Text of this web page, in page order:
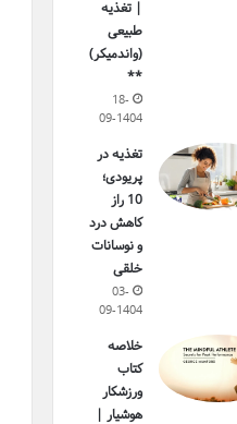
| تغذیه
طبیعی
(واندمیکر)
**
18-
09-1404
تغذیه در
پریودی؛
10 راز
کاهش درد
و نوسانات
خلقی
03-
09-1404
خلاصه
کتاب
ورزشکار
هوشیار |